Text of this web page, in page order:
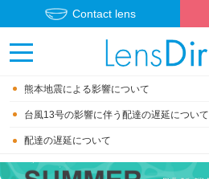
Contact lens
熊本地震による影響について
台風13号の影響に伴う配達の遅延について
配達の遅延について